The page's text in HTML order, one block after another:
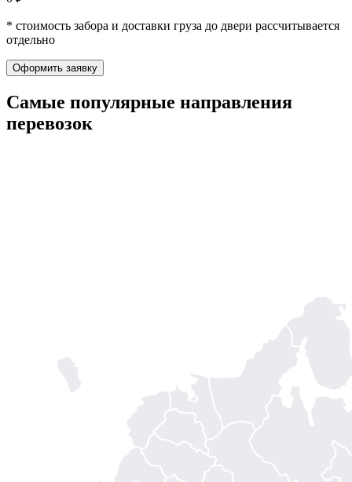
* стоимость забора и доставки груза до двери рассчитывается
отдельно
Оформить заявку
Самые популярные направления
перевозок